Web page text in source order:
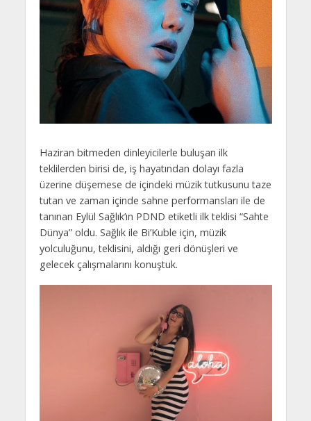
Haziran bitmeden dinleyicilerle buluşan ilk
teklilerden birisi de, iş hayatından dolayı fazla
üzerine düşemese de içindeki müzik tutkusunu taze
tutan ve zaman içinde sahne performansları ile de
tanınan Eylül Sağlık’ın PDND etiketli ilk teklisi “Sahte
Dünya” oldu. Sağlık ile Bi’Kuble için, müzik
yolculuğunu, teklisini, aldığı geri dönüşleri ve
gelecek çalışmalarını konuştuk.